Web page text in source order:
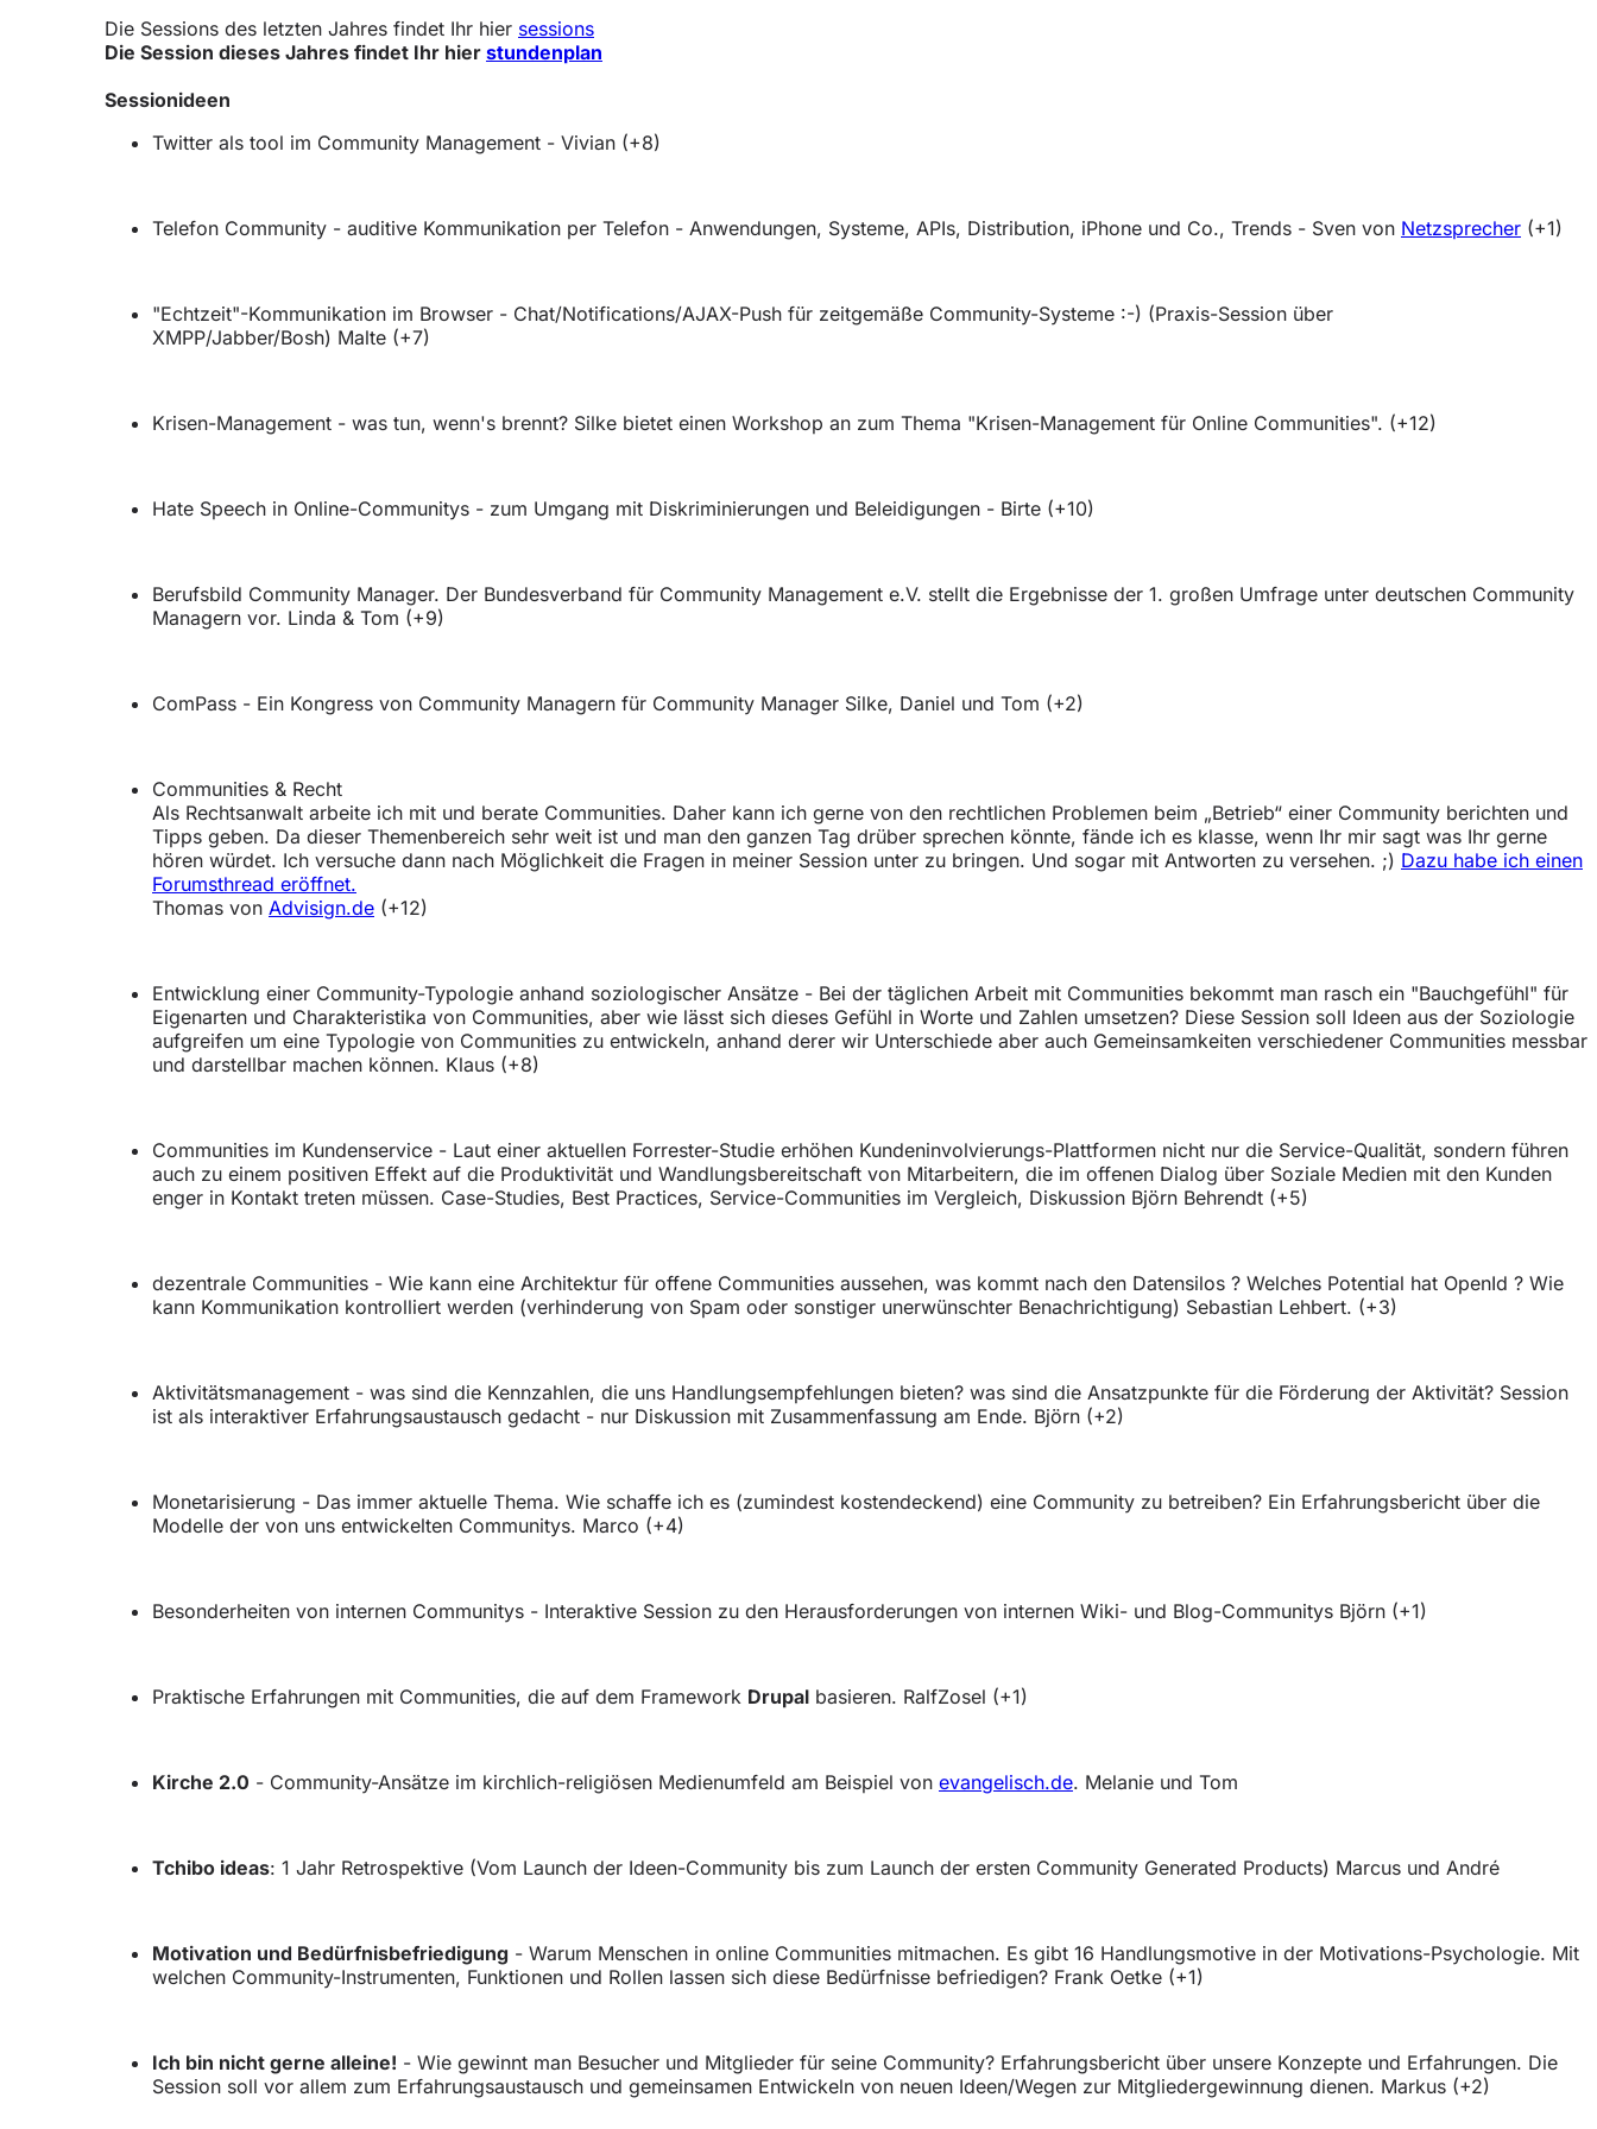
Die Sessions des letzten Jahres findet Ihr hier sessions
Die Session dieses Jahres findet Ihr hier stundenplan
Sessionideen
Twitter als tool im Community Management - Vivian (+8)
Telefon Community - auditive Kommunikation per Telefon - Anwendungen, Systeme, APIs, Distribution, iPhone und Co., Trends - Sven von Netzsprecher (+1)
"Echtzeit"-Kommunikation im Browser - Chat/Notifications/AJAX-Push für zeitgemäße Community-Systeme :-) (Praxis-Session über
XMPP/Jabber/Bosh) Malte (+7)
Krisen-Management - was tun, wenn's brennt? Silke bietet einen Workshop an zum Thema "Krisen-Management für Online Communities". (+12)
Hate Speech in Online-Communitys - zum Umgang mit Diskriminierungen und Beleidigungen - Birte (+10)
Berufsbild Community Manager. Der Bundesverband für Community Management e.V. stellt die Ergebnisse der 1. großen Umfrage unter deutschen Community
Managern vor. Linda & Tom (+9)
ComPass - Ein Kongress von Community Managern für Community Manager Silke, Daniel und Tom (+2)
Communities & Recht
Als Rechtsanwalt arbeite ich mit und berate Communities. Daher kann ich gerne von den rechtlichen Problemen beim „Betrieb“ einer Community berichten und
Tipps geben. Da dieser Themenbereich sehr weit ist und man den ganzen Tag drüber sprechen könnte, fände ich es klasse, wenn Ihr mir sagt was Ihr gerne
hören würdet. Ich versuche dann nach Möglichkeit die Fragen in meiner Session unter zu bringen. Und sogar mit Antworten zu versehen. ;) Dazu habe ich einen
Forumsthread eröffnet.
Thomas von Advisign.de (+12)
Entwicklung einer Community-Typologie anhand soziologischer Ansätze - Bei der täglichen Arbeit mit Communities bekommt man rasch ein "Bauchgefühl" für
Eigenarten und Charakteristika von Communities, aber wie lässt sich dieses Gefühl in Worte und Zahlen umsetzen? Diese Session soll Ideen aus der Soziologie
aufgreifen um eine Typologie von Communities zu entwickeln, anhand derer wir Unterschiede aber auch Gemeinsamkeiten verschiedener Communities messbar
und darstellbar machen können. Klaus (+8)
Communities im Kundenservice - Laut einer aktuellen Forrester-Studie erhöhen Kundeninvolvierungs-Plattformen nicht nur die Service-Qualität, sondern führen
auch zu einem positiven Effekt auf die Produktivität und Wandlungsbereitschaft von Mitarbeitern, die im offenen Dialog über Soziale Medien mit den Kunden
enger in Kontakt treten müssen. Case-Studies, Best Practices, Service-Communities im Vergleich, Diskussion Björn Behrendt (+5)
dezentrale Communities - Wie kann eine Architektur für offene Communities aussehen, was kommt nach den Datensilos ? Welches Potential hat OpenId ? Wie
kann Kommunikation kontrolliert werden (verhinderung von Spam oder sonstiger unerwünschter Benachrichtigung) Sebastian Lehbert. (+3)
Aktivitätsmanagement - was sind die Kennzahlen, die uns Handlungsempfehlungen bieten? was sind die Ansatzpunkte für die Förderung der Aktivität? Session
ist als interaktiver Erfahrungsaustausch gedacht - nur Diskussion mit Zusammenfassung am Ende. Björn (+2)
Monetarisierung - Das immer aktuelle Thema. Wie schaffe ich es (zumindest kostendeckend) eine Community zu betreiben? Ein Erfahrungsbericht über die
Modelle der von uns entwickelten Communitys. Marco (+4)
Besonderheiten von internen Communitys - Interaktive Session zu den Herausforderungen von internen Wiki- und Blog-Communitys Björn (+1)
Praktische Erfahrungen mit Communities, die auf dem Framework Drupal basieren. RalfZosel (+1)
Kirche 2.0 - Community-Ansätze im kirchlich-religiösen Medienumfeld am Beispiel von evangelisch.de. Melanie und Tom
Tchibo ideas: 1 Jahr Retrospektive (Vom Launch der Ideen-Community bis zum Launch der ersten Community Generated Products) Marcus und André
Motivation und Bedürfnisbefriedigung - Warum Menschen in online Communities mitmachen. Es gibt 16 Handlungsmotive in der Motivations-Psychologie. Mit
welchen Community-Instrumenten, Funktionen und Rollen lassen sich diese Bedürfnisse befriedigen? Frank Oetke (+1)
Ich bin nicht gerne alleine! - Wie gewinnt man Besucher und Mitglieder für seine Community? Erfahrungsbericht über unsere Konzepte und Erfahrungen. Die
Session soll vor allem zum Erfahrungsaustausch und gemeinsamen Entwickeln von neuen Ideen/Wegen zur Mitgliedergewinnung dienen. Markus (+2)